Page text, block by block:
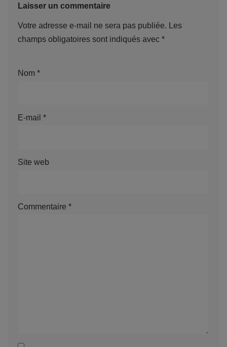
Laisser un commentaire
Votre adresse e-mail ne sera pas publiée.
Les
champs obligatoires sont indiqués avec *
Nom *
E-mail *
Site web
Commentaire *